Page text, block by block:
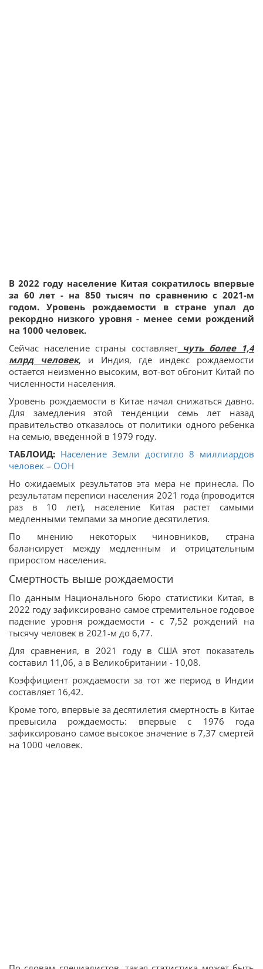
В 2022 году население Китая сократилось впервые
за 60 лет - на 850 тысяч по сравнению с 2021-м
годом. Уровень рождаемости в стране упал до
рекордно низкого уровня - менее семи рождений
на 1000 человек.
Сейчас население страны составляетчуть более 1,4
млрд человек, и Индия, где индекс рождаемости
остается неизменно высоким, вот-вот обгонит Китай по
численности населения.
Уровень рождаемости в Китае начал снижаться давно.
Для замедления этой тенденции семь лет назад
правительство отказалось от политики одного ребенка
на семью, введенной в 1979 году.
ТАБЛОИД: Население Земли достигло 8 миллиардов
человек – ООН
Но ожидаемых результатов эта мера не принесла. По
результатам переписи населения 2021 года (проводится
раз в 10 лет), население Китая растет самыми
медленными темпами за многие десятилетия.
По мнению некоторых чиновников, страна
балансирует между медленным и отрицательным
приростом населения.
Смертность выше рождаемости
По данным Национального бюро статистики Китая, в
2022 году зафиксировано самое стремительное годовое
падение уровня рождаемости - с 7,52 рождений на
тысячу человек в 2021-м до 6,77.
Для сравнения, в 2021 году в США этот показатель
составил 11,06, а в Великобритании - 10,08.
Коэффициент рождаемости за тот же период в Индии
составляет 16,42.
Кроме того, впервые за десятилетия смертность в Китае
превысила рождаемость: впервые с 1976 года
зафиксировано самое высокое значение в 7,37 смертей
на 1000 человек.